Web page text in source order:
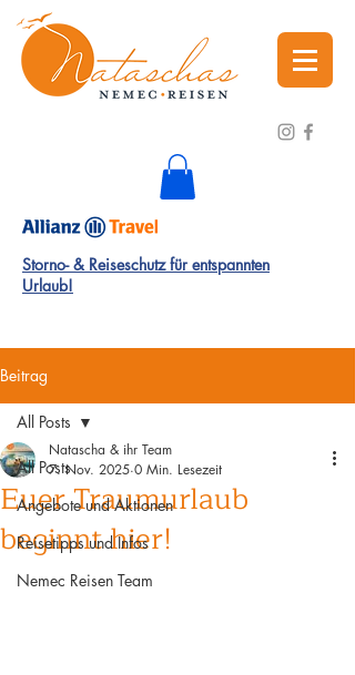
Storno- & Reiseschutz für entspannten
Urlaub!
Beitrag
All Posts
Angebote und Aktionen
Reisetipps und Infos
Nemec Reisen Team
All Posts
Euer Traumurlaub
beginnt hier!
Natascha & ihr Team
7. Nov. 2025 0 Min. Lesezeit